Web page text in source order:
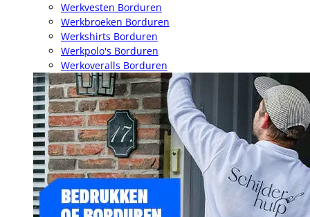
Werkvesten Borduren
Werkbroeken Borduren
Werkshirts Borduren
Werkpolo's Borduren
Werkoveralls Borduren